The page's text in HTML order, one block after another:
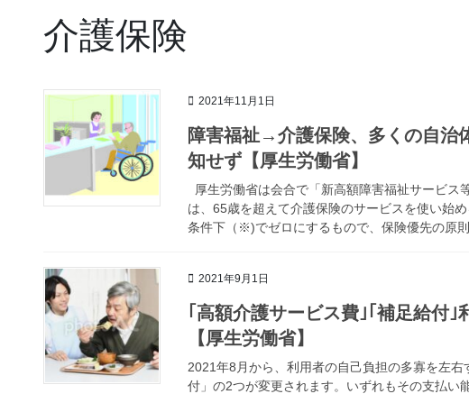
介護保険
2021年11月1日
障害福祉→介護保険、多くの自治
知せず【厚生労働省】
厚生労働省は会合で「新高額障害福祉サービス
は、65歳を超えて介護保険のサービスを使い始
条件下（※)でゼロにするもので、保険優先の原
2021年9月1日
｢高額介護サービス費｣｢補足給付
【厚生労働省】
2021年8月から、利用者の自己負担の多寡を左
付」の2つが変更されます。いずれもその支払い